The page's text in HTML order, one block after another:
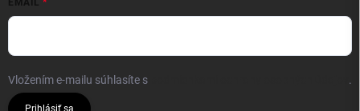
EMAIL
Vložením e-mailu súhlasíte s .
Prihlásiť sa